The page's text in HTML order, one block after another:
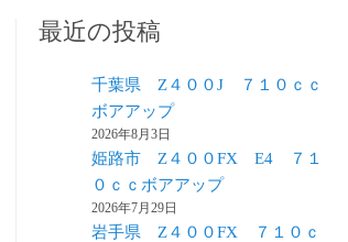
最近の投稿
千葉県 Z４００J ７１０ｃｃ
ボアアップ
2026年8月3日
姫路市 Z４００FX E4 ７１
０ｃｃボアアップ
2026年7月29日
岩手県 Z４００FX ７１０ｃ